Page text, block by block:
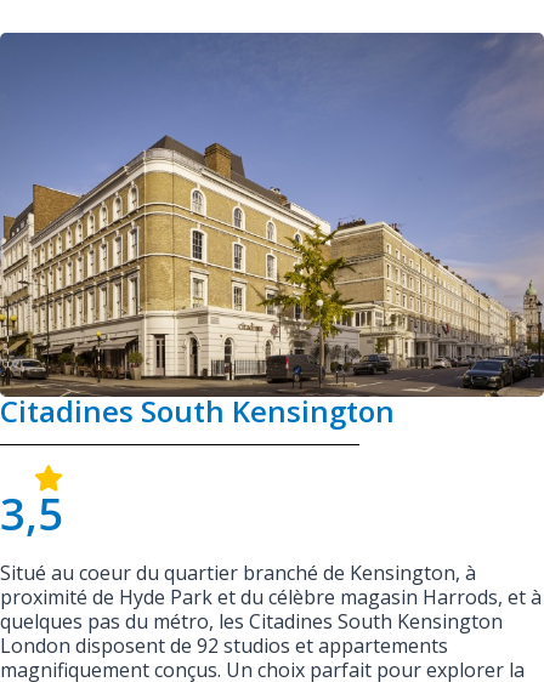
Citadines South Kensington
3,5
Situé au coeur du quartier branché de Kensington, à
proximité de Hyde Park et du célèbre magasin Harrods, et à
quelques pas du métro, les Citadines South Kensington
London disposent de 92 studios et appartements
magnifiquement conçus. Un choix parfait pour explorer la